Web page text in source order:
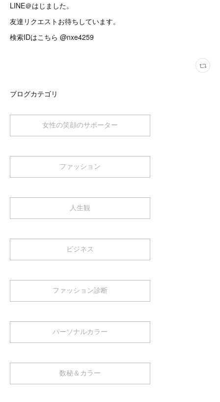
LINE＠はじました。
友達リクエストお待ちしています。
検索IDはこちら @nxe4259
ブログカテゴリ
女性の笑顔のサポーター
ファッション
人生観
ビジネス
ファッション診断
パーソナルカラー
数秘＆カラー